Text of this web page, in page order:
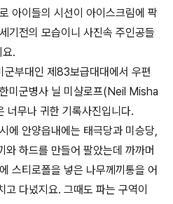
아이들의 시선이 아이스크림에 팍
기전의 모습이니 사진속 주인공들
.
군부대인 제83보급대대에서 우편
미군병사 닐 미샬로프(Neil Misha
너무나 귀한 기록사진입니다.
에 안양읍내에는 태극당과 미승당,
와 하드를 만들어 팔았는데 까까머
스티로폴을 넣은 나무께끼통을 어
고 다녔지요. 그때도 파는 구역이